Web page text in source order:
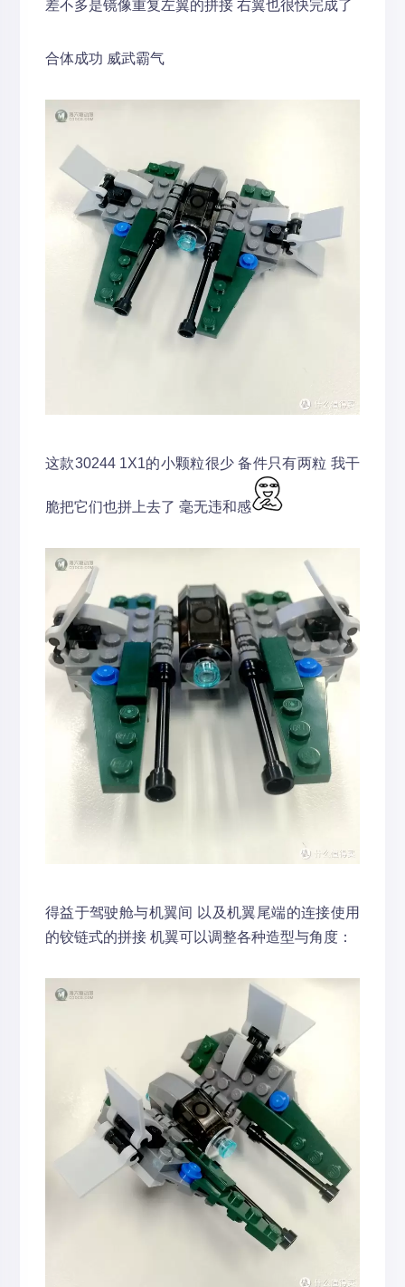
差不多是镜像重复左翼的拼接 右翼也很快完成了
合体成功 威武霸气
这款30244 1X1的小颗粒很少 备件只有两粒 我干
脆把它们也拼上去了 毫无违和感
得益于驾驶舱与机翼间 以及机翼尾端的连接使用
的铰链式的拼接 机翼可以调整各种造型与角度：